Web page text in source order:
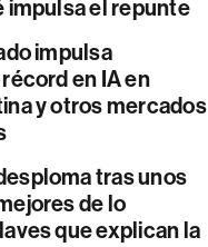
impulsa el repunte
impulsa
en IA en
y otros mercados
tras unos
de lo
que explican la